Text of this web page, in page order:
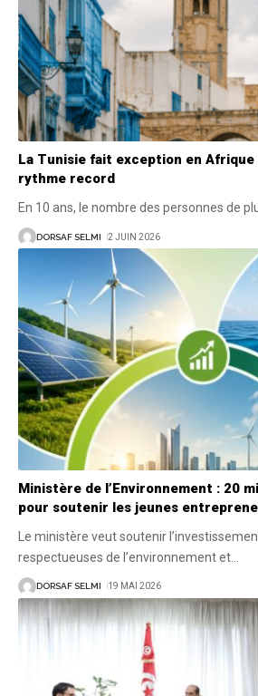
La Tunisie fait exception en Afrique
rythme record
En 10 ans, le nombre des personnes de
DORSAF SELMI 2 JUIN 2026
Ministère de l’Environnement : 20
pour soutenir les jeunes
Le ministère veut soutenir
respectueuses de l’environnement et
DORSAF SELMI 19 MAI 2026